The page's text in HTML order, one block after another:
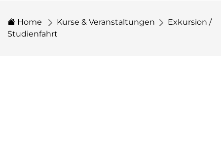
Home Kurse & Veranstaltungen
Exkursion /
Studienfahrt